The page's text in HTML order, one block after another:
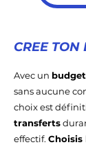
CREE TON
Avec un
sans aucune
choix est
transferts
effectif. Choisis